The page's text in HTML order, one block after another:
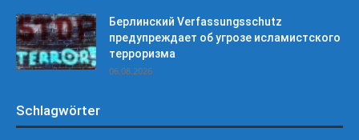
Берлинский Verfassungsschutz
предупреждает об угрозе исламистского
терроризма
06.08.2026
Schlagwörter